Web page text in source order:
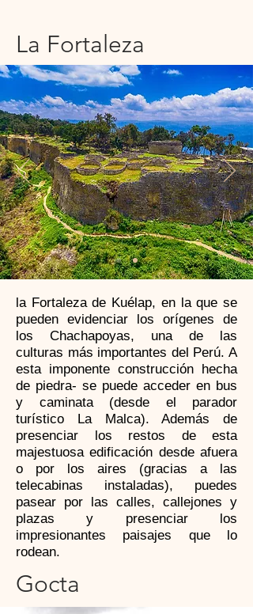
La Fortaleza
la Fortaleza de Kuélap, en la que se
pueden evidenciar los orígenes de
los Chachapoyas, una de las
culturas más importantes del Perú. A
esta imponente construcción hecha
de piedra- se puede acceder en bus
y caminata (desde el parador
turístico La Malca). Además de
presenciar los restos de esta
majestuosa edificación desde afuera
o por los aires (gracias a las
telecabinas instaladas), puedes
pasear por las calles, callejones y
plazas y presenciar los
impresionantes paisajes que lo
rodean.
Gocta